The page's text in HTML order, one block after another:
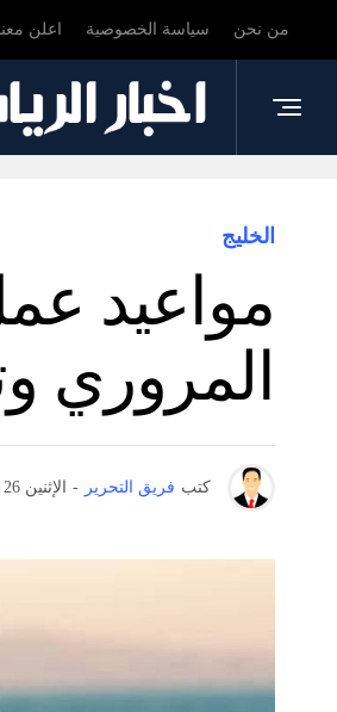
من نحن سياسة الخصوصية اعلن
الخليج
مواعيد
المروري
كتب فريق التحرير - الإثنين 26 يناير 8:45 م